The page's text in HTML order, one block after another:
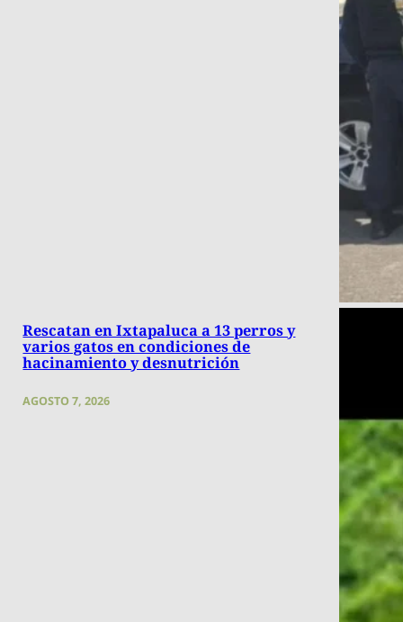
Rescatan en Ixtapaluca a 13 perros y
varios gatos en condiciones de
hacinamiento y desnutrición
AGOSTO 7, 2026